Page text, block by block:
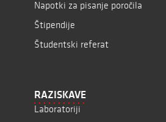
Napotki za pisanje poročila
Štipendije
Študentski referat
RAZISKAVE
Laboratoriji